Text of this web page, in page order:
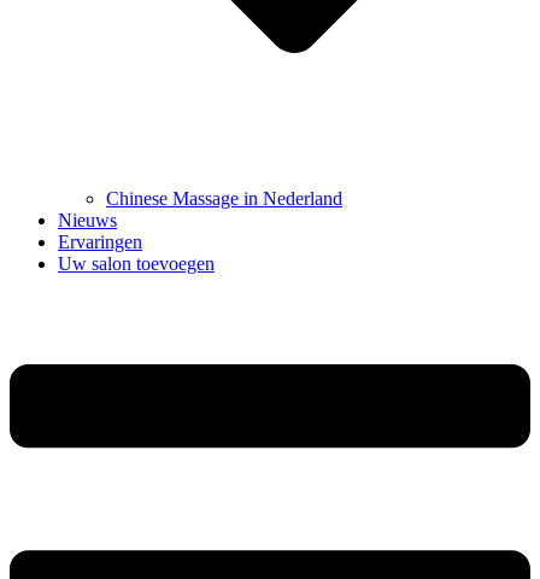
Chinese Massage in Nederland
Nieuws
Ervaringen
Uw salon toevoegen